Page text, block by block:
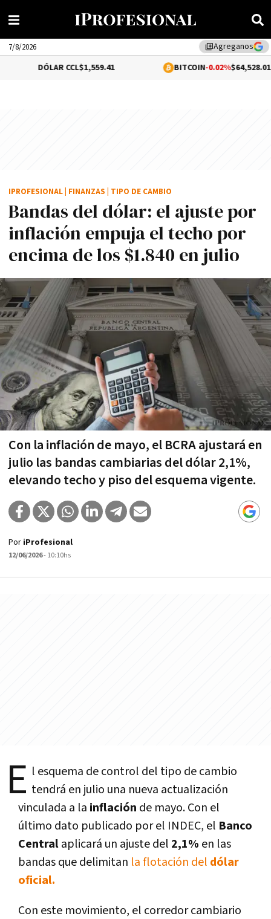
library_addAgreganos
7/8/2026
$1,559.41 -0.02%$64,528.01
Bandas del dólar: el ajuste por
inflación empuja el techo por
encima de los $1.840 en julio
Con la inflación de mayo, el BCRA ajustará en
julio las bandas cambiarias del dólar 2,1%,
elevando techo y piso del esquema vigente.
IPROFESIONAL FINANZAS TIPO DE CAMBIO
Por iProfesional
12/06/2026- 10:10hs
E l esquema de control del tipo de cambio
tendrá en julio una nueva actualización
vinculada a la inflación de mayo. Con el
último dato publicado por el INDEC, el Banco
Centralaplicará un ajuste del 2,1% en las
bandas que delimitan la flotación del dólar
oficial.
Con este movimiento, el corredor cambiario